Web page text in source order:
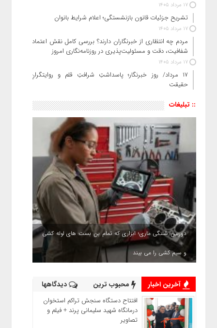
17 مرداد 1405
تشریح جزئیات قانون بازنشستگی؛ اعلام شرایط بانوان
17 مرداد 1405
مردم چه انتظاری از خبرنگاران دارند؟ بررسی کامل نقش اعتماد،
شفافیت، دقت و مسئولیت‌پذیری در روزنامه‌نگاری امروز
17 مرداد 1405
۱۷ مرداد/ روز خبرنگار؛ پاسداشتِ شرافتِ قلم و روایتگرانِ
حقیقت
:: تبلیغات
دوربین شلنگی ماری؛ ابزاری که تمام بن بست های لوله کشی
و سیم کشی را می بیند
آخرین اخبار محبوب ترین دیدگاهها
افتتاح دستگاه سنجش تراکم استخوان
درمانگاه شهید سلیمانی پرند + فیلم و
تصاویر